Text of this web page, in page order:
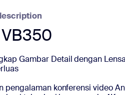
Gambar Detail dengan
pengalaman konferensi video